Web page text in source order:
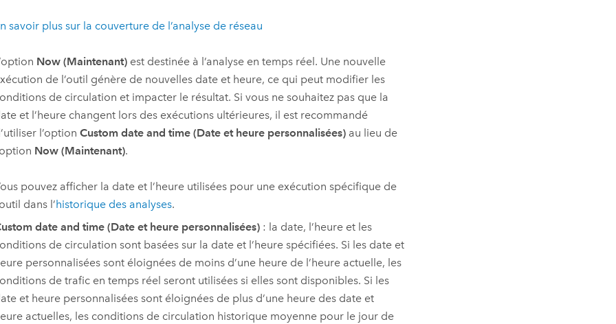
savoir plus sur la couverture de l’analyse de réseau
Now (Maintenant)est destinée à l’analyse en temps réel. Une nouvelle
de l’outil génère de nouvelles date et heure, ce qui peut modifier les
de circulation et impacter le résultat. Si vous ne souhaitez pas que la
et l’heure changent lors des exécutions ultérieures, il est recommandé
l’option Custom date and time (Date et heure personnalisées)au lieu de
Now (Maintenant).
pouvez afficher la date et l’heure utilisées pour une exécution spécifique de
dans l’historique des analyses.
date and time (Date et heure personnalisées): la date, l’heure et les
de circulation sont basées sur la date et l’heure spécifiées. Si les date et
personnalisées sont éloignées de moins d’une heure de l’heure actuelle, les
de trafic en temps réel seront utilisées si elles sont disponibles. Si les
et heure personnalisées sont éloignées de plus d’une heure des date et
actuelles, les conditions de circulation historique moyenne pour le jour de